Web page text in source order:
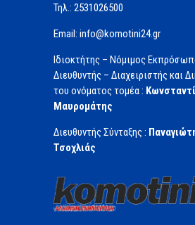
Τηλ.: 2531026500
Email: info@komotini24.gr
Ιδιοκτήτης – Νόμιμος
Διευθυντής – Διαχειριστής και
του ονόματος τομέα :
Μαυρομάτης
Διευθυντής Σύνταξης :
Τσοχλιάς